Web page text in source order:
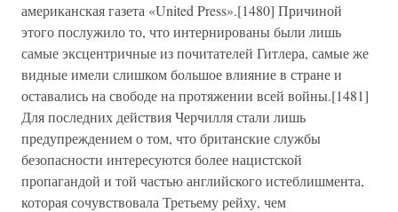
американская газета «United Press».[1480] Причиной
этого послужило то, что интернированы были лишь
самые эксцентричные из почитателей Гитлера, самые же
видные имели слишком большое влияние в стране и
оставались на свободе на протяжении всей войны.[1481]
Для последних действия Черчилля стали лишь
предупреждением о том, что британские службы
безопасности интересуются более нацистской
пропагандой и той частью английского истеблишмента,
которая сочувствовала Третьему рейху, чем